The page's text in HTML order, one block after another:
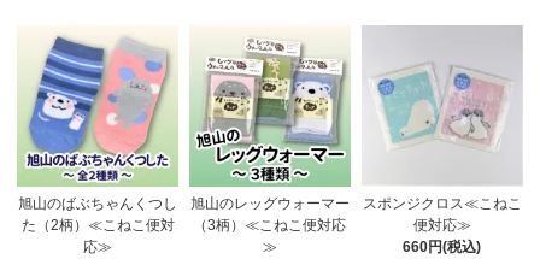
旭山のばぶちゃんくつし
た（2柄）≪こねこ便対
応≫
旭山のレッグウォーマー
（3柄）≪こねこ便対応
≫
スポンジクロス≪こねこ
便対応≫
660円(税込)